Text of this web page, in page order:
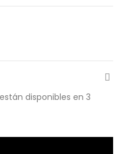
disponibles en 3